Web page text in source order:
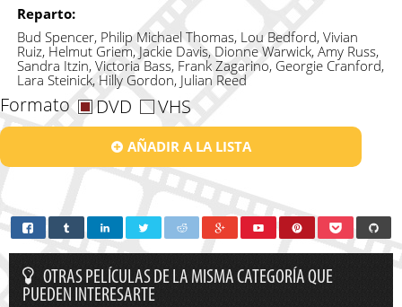
Reparto:
Bud Spencer, Philip Michael Thomas, Lou Bedford, Vivian
Ruiz, Helmut Griem, Jackie Davis, Dionne Warwick, Amy Russ,
Sandra Itzin, Victoria Bass, Frank Zagarino, Georgie Cranford,
Lara Steinick, Hilly Gordon, Julian Reed
Formato DVD VHS
AÑADIR A LA LISTA
OTRAS PELÍCULAS DE LA MISMA CATEGORÍA QUE
PUEDEN INTERESARTE